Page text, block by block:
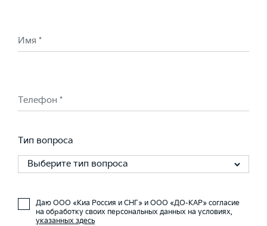
Имя *
Телефон *
Тип вопроса
Выберите тип вопроса
Даю ООО «Киа Россия и СНГ» и ООО «ДО-КАР» согласие
на обработку своих персональных данных на условиях,
указанных здесь